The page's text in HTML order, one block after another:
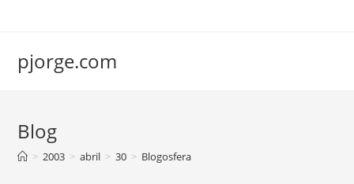
pjorge.com
Blog
> 2003 > abril > 30 > Blogosfera